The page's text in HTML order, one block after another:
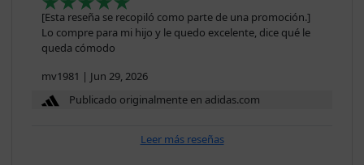
[Esta reseña se recopiló como parte de una promoción.]
Lo compre para mi hijo y le quedo excelente, dice qué le
queda cómodo
mv1981 | Jun 29, 2026
Publicado originalmente en adidas.com
Leer más reseñas